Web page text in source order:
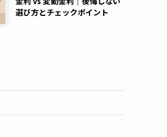
選び方とチェックポイント